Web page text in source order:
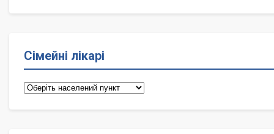
Сімейні лікарі
Сімейні